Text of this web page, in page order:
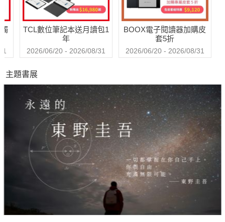
TCL數位筆記本送月讀包1
年
2026/06/20 - 2026/08/31
BOOX電子閱讀器加購皮
套5折
2026/06/20 - 2026/08/31
主題書展